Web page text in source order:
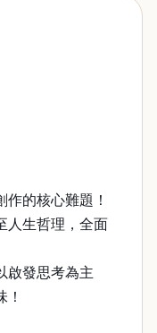
的核心難題！
人生哲理，全面
啟發思考為主